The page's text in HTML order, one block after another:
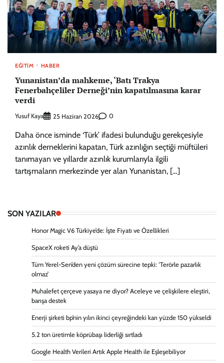
EĞITIM HABER
Yunanistan’da mahkeme, ‘Batı Trakya
Fenerbahçeliler Derneği’nin kapatılmasına karar
verdi
Yusuf Kaya 25 Haziran 2026 0
Daha önce isminde ‘Türk’ ifadesi bulunduğu gerekçesiyle
azınlık derneklerini kapatan, Türk azınlığın seçtiği müftüleri
tanımayan ve yıllardır azınlık kurumlarıyla ilgili
tartışmaların merkezinde yer alan Yunanistan, […]
SON YAZILAR
Honor Magic V6 Türkiye’de: İşte Fiyatı ve Özellikleri
SpaceX roketi Ay’a düştü
Tüm Yerel-Sen’den yeni çözüm sürecine tepki: ‘Terörle pazarlık
olmaz’
Muhalefet çerçeve yasaya ne diyor? Aceleye ve çelişkilere eleştiri,
barışa destek
Enerji şirketi bp’nin yılın ikinci çeyreğindeki karı yüzde 150 yükseldi
5.2 ton üretimle köprübaşı liderliği sırtladı
Google Health Verileri Artık Apple Health ile Eşleşebiliyor